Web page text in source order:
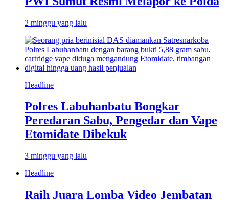
2 minggu yang lalu
Headline
Polres Labuhanbatu Bongkar
Peredaran Sabu, Pengedar dan Vape
Etomidate Dibekuk
3 minggu yang lalu
Headline
Raih Juara Lomba Video Jembatan